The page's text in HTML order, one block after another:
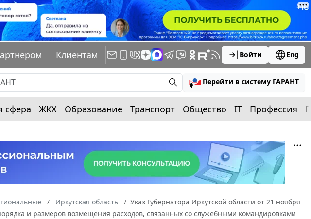
Клиентам Войти Eng
Перейти в систему ГАРАНТ
сфера ЖКХ Образование Транспорт Общество IT Профессия
Иркутская область
Указ Губернатора Иркутской области от 21 ноября
и размеров возмещения расходов, связанных со служебными командировками